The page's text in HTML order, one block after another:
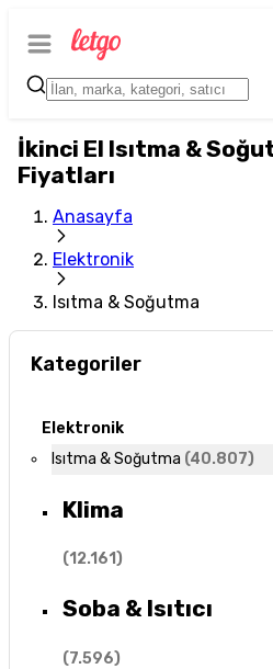
İkinci El Isıtma &
Fiyatları
Anasayfa
Elektronik
Isıtma & Soğutma
Kategoriler
Elektronik
Isıtma & Soğutma (40.807)
Klima
(12.161)
Soba & Isıtıcı
(7.596)